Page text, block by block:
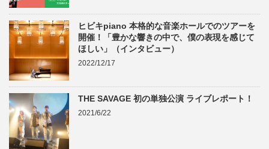
ヒビキpiano 本格的な音楽ホールでのツアーを
開催！「豊かな響きの中で、僕の表現を感じて
ほしい」（インタビュー）
2022/12/17
THE SAVAGE 初の単独公演 ライブレポート！
2021/6/22